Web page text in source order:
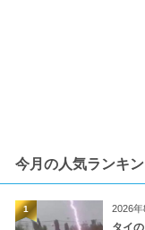
今月の人気ランキ
2026年
タイ
1